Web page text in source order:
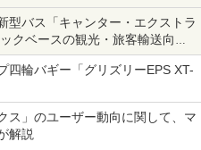
型バス「キャンター・エクストラ
クベースの観光・旅客輸送向け
四輪バギー「グリズリーEPS XT-
ス」のユーザー動向に関して、マ
解説